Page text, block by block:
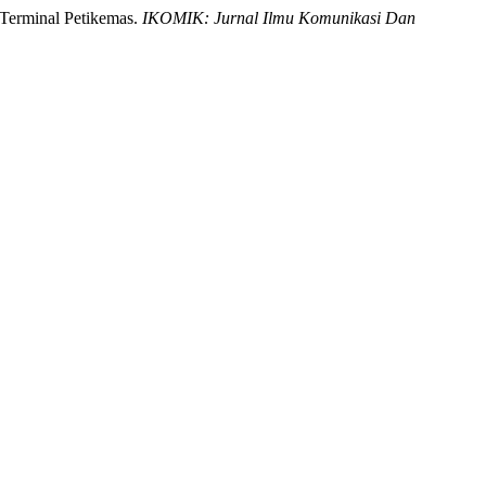
Petikemas. IKOMIK: Jurnal Ilmu Komunikasi Dan